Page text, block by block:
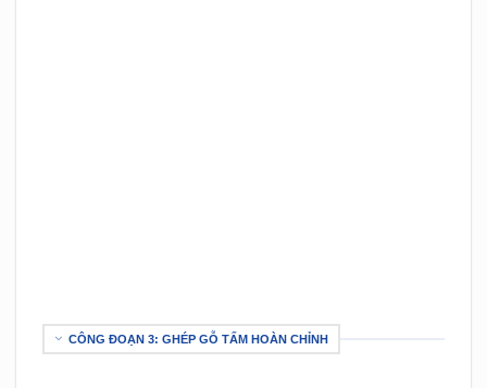
CÔNG ĐOẠN 3: GHÉP GỖ TẤM HOÀN CHỈNH